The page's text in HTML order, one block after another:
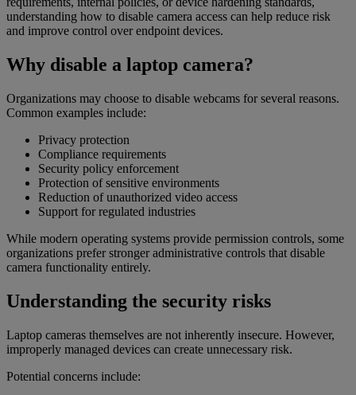
understanding how to disable camera access can help reduce risk
and improve control over endpoint devices.
Why disable a laptop camera?
Organizations may choose to disable webcams for several reasons.
Common examples include:
Privacy protection
Compliance requirements
Security policy enforcement
Protection of sensitive environments
Reduction of unauthorized video access
Support for regulated industries
While modern operating systems provide permission controls, some
organizations prefer stronger administrative controls that disable
camera functionality entirely.
Understanding the security risks
Laptop cameras themselves are not inherently insecure. However,
improperly managed devices can create unnecessary risk.
Potential concerns include: